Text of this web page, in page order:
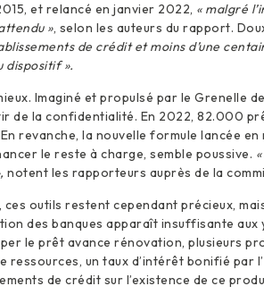
et relancé en janvier 2022, « malgré
», selon les auteurs du rapport.
de crédit et moins d’une
dispositif ».
Imaginé et propulsé par le Grenelle
de la confidentialité. En 2022, 82.000
revanche, la nouvelle formule lancée
le reste à charge, semble poussive.
notent les rapporteurs auprès de la
outils restent cependant précieux,
des banques apparaît insuffisante aux
le prêt avance rénovation, plusieurs
ressources, un taux d’intérêt bonifié par
de crédit sur l’existence de ce